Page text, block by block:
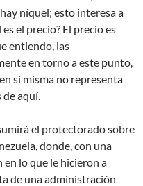
níquel; esto interesa a
el precio? El precio es
entiendo, las
en torno a este punto,
sí misma no representa
aquí.
el protectorado sobre
donde, con una
lo que le hicieron a
de una administración